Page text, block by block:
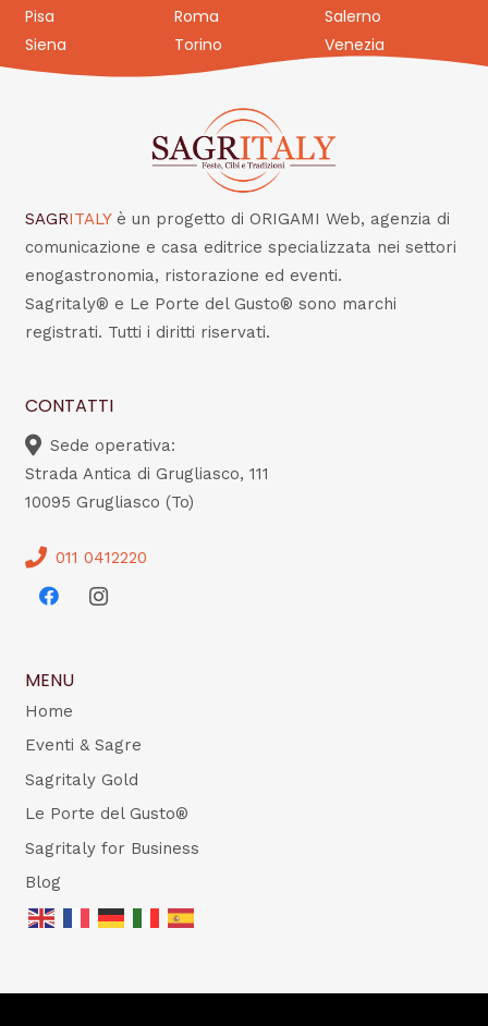
Pisa
Roma
Salerno
Siena
Torino Venezia
SAGRITALY è un progetto di ORIGAMI Web, agenzia di
comunicazione e casa editrice specializzata nei settori
enogastronomia, ristorazione ed eventi.
Sagritaly® e Le Porte del Gusto® sono marchi
registrati. Tutti i diritti riservati.
CONTATTI
Sede operativa:
Strada Antica di Grugliasco, 111
10095 Grugliasco (To)
011 0412220
MENU
Home
Eventi & Sagre
Sagritaly Gold
Le Porte del Gusto®
Sagritaly for Business
Blog